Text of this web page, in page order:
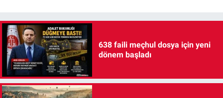
638 faili meçhul dosya için yeni
dönem başladı